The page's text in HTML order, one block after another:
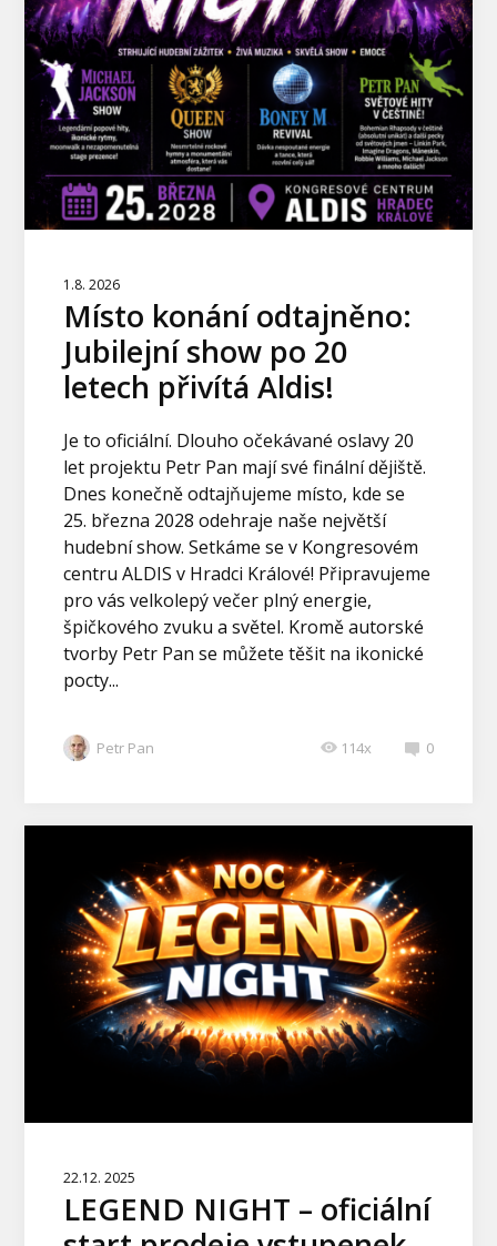
1.8. 2026
Místo konání odtajněno:
Jubilejní show po 20
letech přivítá Aldis!
Je to oficiální. Dlouho očekávané oslavy 20
let projektu Petr Pan mají své finální dějiště.
Dnes konečně odtajňujeme místo, kde se
25. března 2028 odehraje naše největší
hudební show. Setkáme se v Kongresovém
centru ALDIS v Hradci Králové! Připravujeme
pro vás velkolepý večer plný energie,
špičkového zvuku a světel. Kromě autorské
tvorby Petr Pan se můžete těšit na ikonické
pocty...
Petr Pan 0
114x
22.12. 2025
LEGEND NIGHT – oficiální